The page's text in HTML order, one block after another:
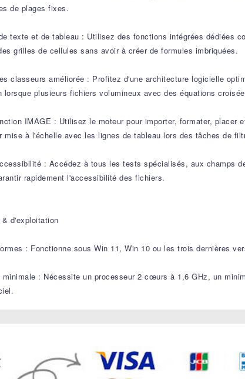
de plages fixes.
texte et de tableau : Utilisez des fonctions intégrées dédiées
grilles de cellules sans avoir à créer de formules imbriquées.
classeurs améliorée : Profitez d'une architecture logicielle
lorsque plusieurs fichiers volumineux avec des équations
IMAGE : Utilisez le moteur pour importer, formater, placer
mise à l'échelle avec les lignes de tableau lors des tâches de
: Accédez à tous les tests spécialisés, aux champs
rapidement l'accessibilité des fichiers.
d'exploitation
: Fonctionne sous Win 11, Win 10 ou les trois dernières
: Nécessite un processeur 2 cœurs à 1,6 GHz, un